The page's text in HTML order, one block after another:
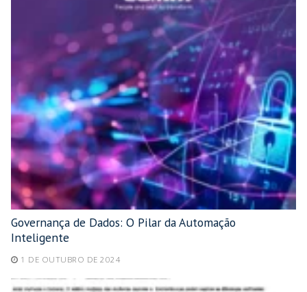
Governança de Dados: O Pilar da Automação
Inteligente
1 DE OUTUBRO DE 2024